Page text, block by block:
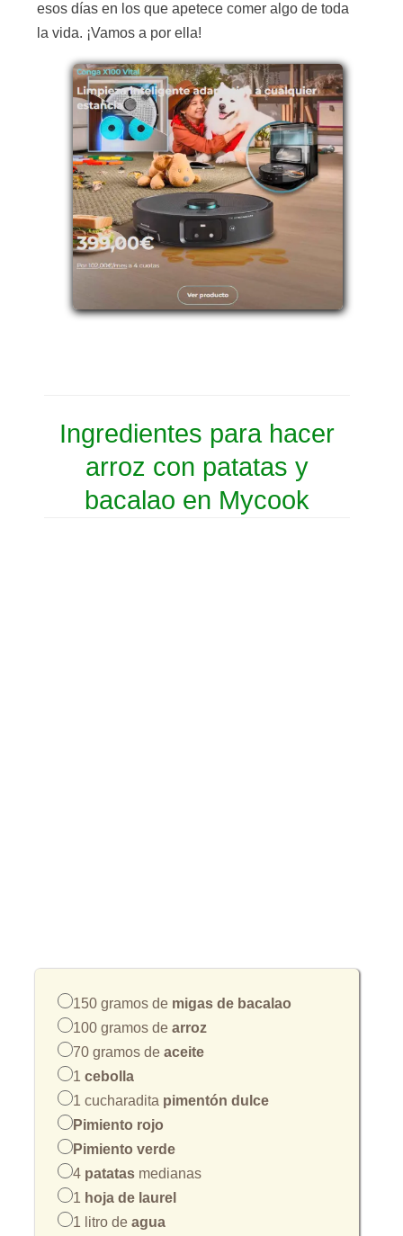
esos días en los que apetece comer algo de toda
la vida. ¡Vamos a por ella!
Ingredientes para hacer
arroz con patatas y
bacalao en Mycook
150 gramos de migas de bacalao
100 gramos de arroz
70 gramos de aceite
1 cebolla
1 cucharadita pimentón dulce
Pimiento rojo
Pimiento verde
4 patatas medianas
1 hoja de laurel
1 litro de agua